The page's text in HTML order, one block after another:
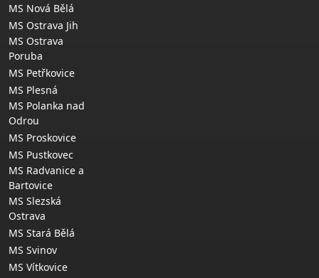
MS Nová Bělá
MS Ostrava Jih
MS Ostrava
Poruba
MS Petřkovice
MS Plesná
MS Polanka nad
Odrou
MS Proskovice
MS Pustkovec
MS Radvanice a
Bartovice
MS Slezská
Ostrava
MS Stará Bělá
MS Svinov
MS Vítkovice